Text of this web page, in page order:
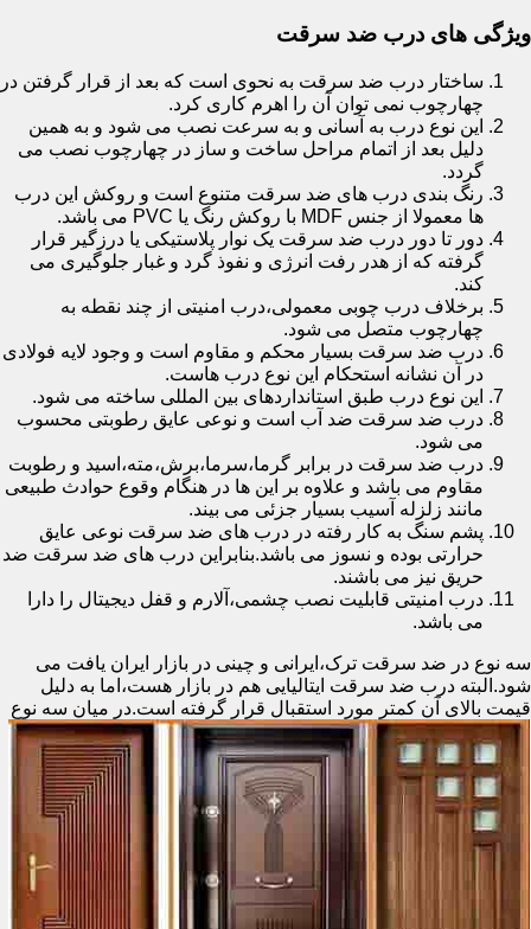
ویژگی های درب ضد سرقت
ساختار درب ضد سرقت به نحوی است که بعد از قرار گرفتن در
چهارچوب نمی توان آن را اهرم کاری کرد.
این نوع درب به آسانی و به سرعت نصب می شود و به همین
دلیل بعد از اتمام مراحل ساخت و ساز در چهارچوب نصب می
گردد.
رنگ بندی درب های ضد سرقت متنوع است و روکش این درب
ها معمولا از جنس MDF با روکش رنگ یا PVC می باشد.
دور تا دور درب ضد سرقت یک نوار پلاستیکی یا درزگیر قرار
گرفته که از هدر رفت انرژی و نفوذ گرد و غبار جلوگیری می
کند.
برخلاف درب چوبی معمولی،درب امنیتی از چند نقطه به
چهارچوب متصل می شود.
درب ضد سرقت بسیار محکم و مقاوم است و وجود لایه فولادی
در آن نشانه استحکام این نوع درب هاست.
این نوع درب طبق استانداردهای بین المللی ساخته می شود.
درب ضد سرقت ضد آب است و نوعی عایق رطوبتی محسوب
می شود.
درب ضد سرقت در برابر گرما،سرما،برش،مته،اسید و رطوبت
مقاوم می باشد و علاوه بر این ها در هنگام وقوع حوادث طبیعی
مانند زلزله آسیب بسیار جزئی می بیند.
پشم سنگ به کار رفته در درب های ضد سرقت نوعی عایق
حرارتی بوده و نسوز می باشد.بنابراین درب های ضد سرقت ضد
حریق نیز می باشند.
درب امنیتی قابلیت نصب چشمی،آلارم و قفل دیجیتال را دارا
می باشد.
سه نوع در ضد سرقت ترک،ایرانی و چینی در بازار ایران یافت می
شود.البته درب ضد سرقت ایتالیایی هم در بازار هست،اما به دلیل
قیمت بالای آن کمتر مورد استقبال قرار گرفته است.در میان سه نوع